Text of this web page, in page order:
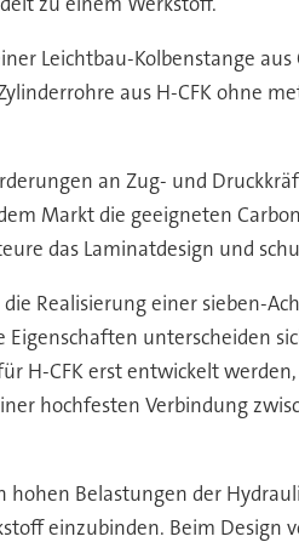
Leichtbau-Kolbenstange
aus H-CFK ohne
an Zug- und
Markt die geeigneten
das Laminatdesign und
die Realisierung einer sieben-
unterscheiden
H-CFK erst entwickelt
hochfesten Verbindung
Belastungen der
einzubinden. Beim